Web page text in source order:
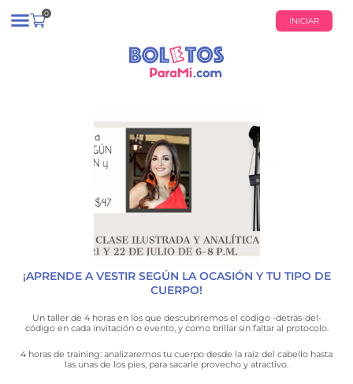
0
INICIAR
¡APRENDE A VESTIR SEGÚN LA OCASIÓN Y TU TIPO DE
CUERPO!
Un taller de 4 horas en los que descubriremos el código -detrás-del-
código en cada invitación o evento, y como brillar sin faltar al protocolo.
4 horas de training: analizaremos tu cuerpo desde la raíz del cabello hasta
las unas de los pies, para sacarle provecho y atractivo.